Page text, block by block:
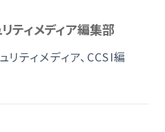
ティメディア編集部
リティメディア、CCSI編